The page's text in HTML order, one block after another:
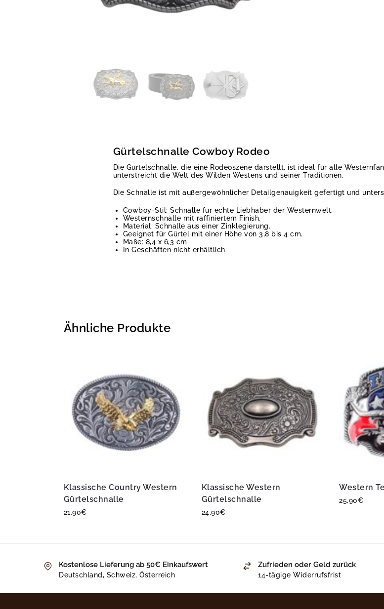
Gürtelschnalle Cowboy Rodeo
Die Gürtelschnalle, die eine Rodeoszene darstellt, ist ideal für alle
unterstreicht die Welt des Wilden Westens und seiner Traditionen.
Die Schnalle ist mit außergewöhnlicher Detailgenauigkeit gefertigt und
Cowboy-Stil: Schnalle für echte Liebhaber der Westernwelt.
Westernschnalle mit raffiniertem Finish.
Material: Schnalle aus einer Zinklegierung.
Geeignet für Gürtel mit einer Höhe von 3,8 bis 4 cm.
Maße: 8,4 x 6,3 cm
In Geschäften nicht erhältlich
Ähnliche Produkte
Klassische Country Western
Gürtelschnalle
21,90€
Klassische Western
Gürtelschnalle
24,90€
Western
25,90€
Kostenlose Lieferung ab 50€ Einkaufswert
Deutschland, Schweiz, Österreich
Zufrieden oder Geld zurück
14-tägige Widerrufsfrist